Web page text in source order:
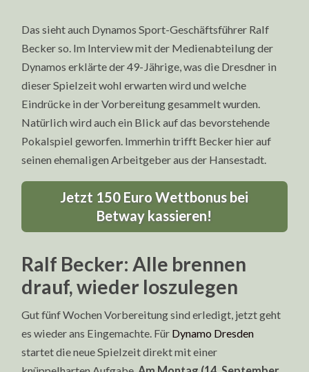
Das sieht auch Dynamos Sport-Geschäftsführer Ralf
Becker so. Im Interview mit der Medienabteilung der
Dynamos erklärte der 49-Jährige, was die Dresdner in
dieser Spielzeit wohl erwarten wird und welche
Eindrücke in der Vorbereitung gesammelt wurden.
Natürlich wird auch ein Blick auf das bevorstehende
Pokalspiel geworfen. Immerhin trifft Becker hier auf
seinen ehemaligen Arbeitgeber aus der Hansestadt.
Jetzt 150 Euro Wettbonus bei
Betway kassieren!
Ralf Becker: Alle brennen
drauf, wieder loszulegen
Gut fünf Wochen Vorbereitung sind erledigt, jetzt geht
es wieder ans Eingemachte. Für Dynamo Dresden
startet die neue Spielzeit direkt mit einer